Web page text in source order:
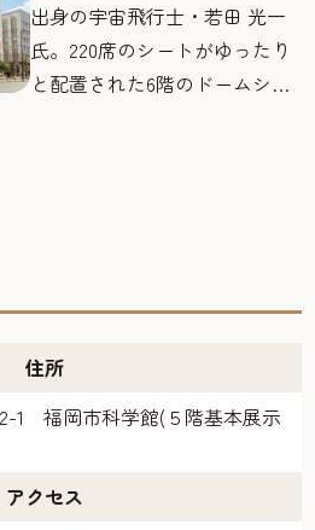
出身の宇宙飛行士・若田 光一
氏。220席のシートがゆったり
と配置された6階のドームシア
住所
1 福岡市科学館(５階基本展示
アクセス